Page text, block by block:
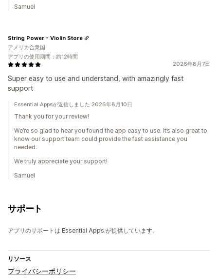
Samuel
2026年8月7日
Super easy to use and understand, with amazingly fast
support
String Power - Violin Store
アメリカ合衆国
アプリの使用期間：約12時間
Essential Appsが返信しました 2026年8月10日
Thank you for your review!
We’re so glad to hear you found the app easy to use. It’s also great to
know our support team could provide the fast assistance you
needed.
We truly appreciate your support!
Samuel
サポート
アプリのサポートは Essential Apps が提供しています。
リソース
プライバシーポリシー